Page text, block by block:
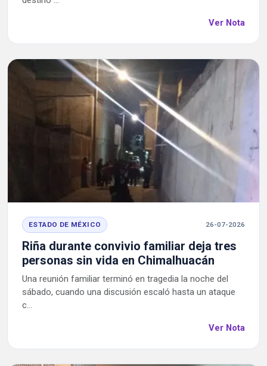
Ver Nota
ESTADO DE MÉXICO 26-07-2026
Riña durante convivio familiar deja tres
personas sin vida en Chimalhuacán
Una reunión familiar terminó en tragedia la noche del
sábado, cuando una discusión escaló hasta un ataque
c...
Ver Nota